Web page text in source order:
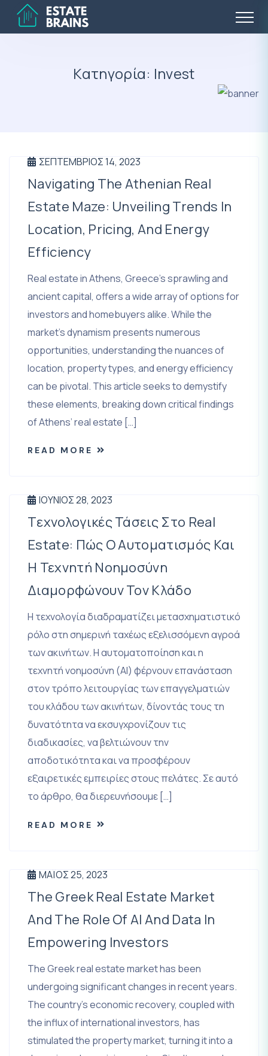
Κατηγορία: Invest
ΣΕΠΤΈΜΒΡΙΟΣ 14, 2023
Navigating The Athenian Real
Estate Maze: Unveiling Trends In
Location, Pricing, And Energy
Efficiency
Real estate in Athens, Greece’s sprawling and
ancient capital, offers a wide array of options for
investors and homebuyers alike. While the
market’s dynamism presents numerous
opportunities, understanding the nuances of
location, property types, and energy efficiency
can be pivotal. This article seeks to demystify
these elements, breaking down critical findings
of Athens’ real estate […]
READ MORE
ΙΟΎΝΙΟΣ 28, 2023
Tεχνολογικές Τάσεις Στο Real
Estate: Πώς Ο Αυτοματισμός Και
Η Τεχνητή Νοημοσύνη
Διαμορφώνουν Τον Κλάδο
Η τεχνολογία διαδραματίζει μετασχηματιστικό
ρόλο στη σημερινή ταχέως εξελισσόμενη αγροά
των ακινήτων. Η αυτοματοποίηση και η
τεχνητή νοημοσύνη (AI) φέρνουν επανάσταση
στον τρόπο λειτουργίας των επαγγελματιών
του κλάδου των ακινήτων, δίνοντάς τους τη
δυνατότητα να εκσυγχρονίζουν τις
διαδικασίες, να βελτιώνουν την
αποδοτικότητα και να προσφέρουν
εξαιρετικές εμπειρίες στους πελάτες. Σε αυτό
το άρθρο, θα διερευνήσουμε […]
READ MORE
ΜΆΙΟΣ 25, 2023
The Greek Real Estate Market
And The Role Of AI And Data In
Empowering Investors
The Greek real estate market has been
undergoing significant changes in recent years.
The country’s economic recovery, coupled with
the influx of international investors, has
stimulated the property market, turning it into a